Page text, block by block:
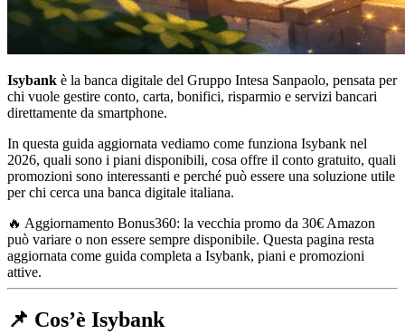
Isybank è la banca digitale del Gruppo Intesa Sanpaolo, pensata per
chi vuole gestire conto, carta, bonifici, risparmio e servizi bancari
direttamente da smartphone.
In questa guida aggiornata vediamo come funziona Isybank nel
2026, quali sono i piani disponibili, cosa offre il conto gratuito, quali
promozioni sono interessanti e perché può essere una soluzione utile
per chi cerca una banca digitale italiana.
🔥 Aggiornamento Bonus360: la vecchia promo da 30€ Amazon
può variare o non essere sempre disponibile. Questa pagina resta
aggiornata come guida completa a Isybank, piani e promozioni
attive.
📌 Cos’è Isybank